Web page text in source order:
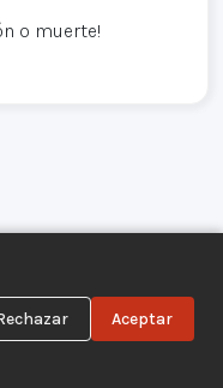
Aceptar
o muerte!